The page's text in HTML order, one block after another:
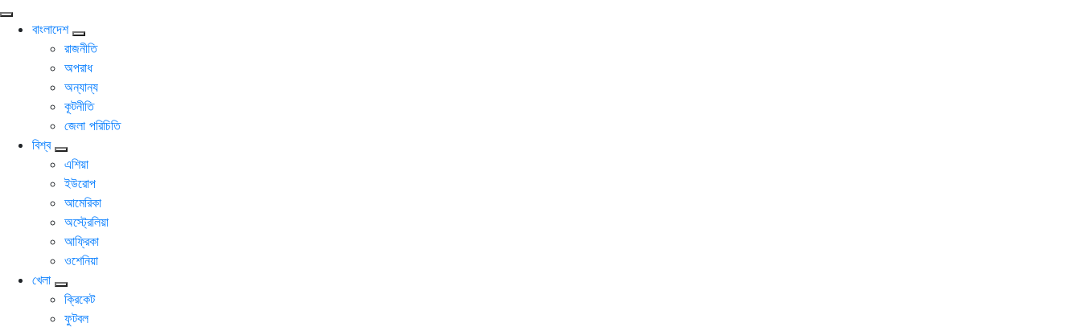
বাংলাদেশ
রাজনীতি
অপরাধ
অন্যান্য
কূটনীতি
জেলা পরিচিতি
বিশ্ব
এশিয়া
ইউরোপ
আমেরিকা
অস্ট্রেলিয়া
আফ্রিকা
ওশেনিয়া
খেলা
ক্রিকেট
ফুটবল